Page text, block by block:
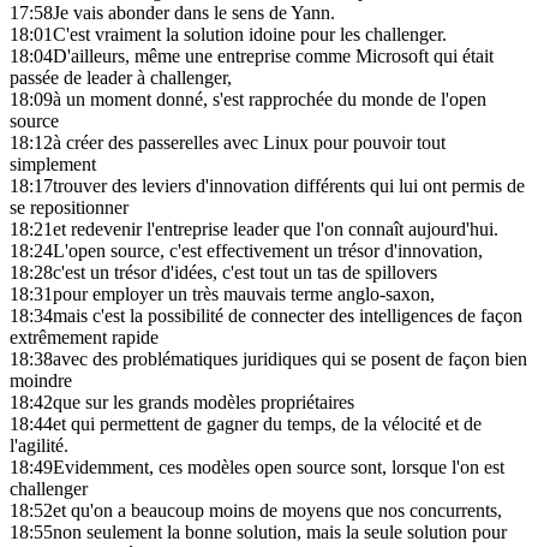
17:58Je vais abonder dans le sens de Yann.
18:01C'est vraiment la solution idoine pour les challenger.
18:04D'ailleurs, même une entreprise comme Microsoft qui était
passée de leader à challenger,
18:09à un moment donné, s'est rapprochée du monde de l'open
source
18:12à créer des passerelles avec Linux pour pouvoir tout
simplement
18:17trouver des leviers d'innovation différents qui lui ont permis de
se repositionner
18:21et redevenir l'entreprise leader que l'on connaît aujourd'hui.
18:24L'open source, c'est effectivement un trésor d'innovation,
18:28c'est un trésor d'idées, c'est tout un tas de spillovers
18:31pour employer un très mauvais terme anglo-saxon,
18:34mais c'est la possibilité de connecter des intelligences de façon
extrêmement rapide
18:38avec des problématiques juridiques qui se posent de façon bien
moindre
18:42que sur les grands modèles propriétaires
18:44et qui permettent de gagner du temps, de la vélocité et de
l'agilité.
18:49Evidemment, ces modèles open source sont, lorsque l'on est
challenger
18:52et qu'on a beaucoup moins de moyens que nos concurrents,
18:55non seulement la bonne solution, mais la seule solution pour